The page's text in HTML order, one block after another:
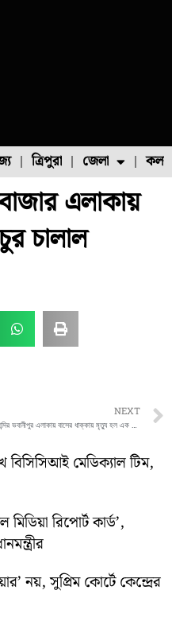
ফল চাষ মাছ চাষ পোল্ট্রি চাষ
ত্রিপুরা জেলা
উত্তর ২৪ পরগনা
এলাকায়
চালাল
NEXT
কান্দির ভবানীপুর এলাকায় বাসের ধাক্কায় মৃত্যু হল এক সাইকেল আরোহীর
বিসিসিআই মেডিক্যাল টিম,
রিপোর্ট কার্ড’,
নয়, সুপ্রিম কোর্টে কেন্দ্রের